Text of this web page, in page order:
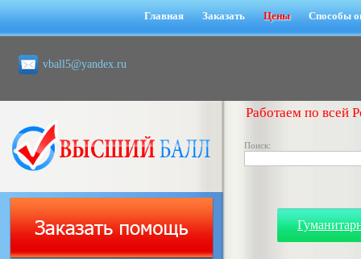
Главная Заказать Цены Способы
vball5@yandex.ru
Работаем по всей
Поиск: